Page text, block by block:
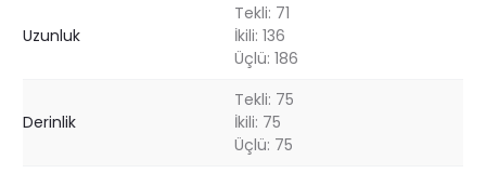
Uzunluk
Tekli: 71
İkili: 136
Üçlü: 186
Derinlik
Tekli: 75
İkili: 75
Üçlü: 75